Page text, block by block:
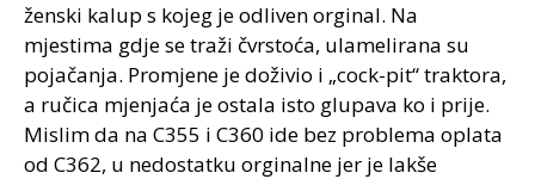
ženski kalup s kojeg je odliven orginal. Na
mjestima gdje se traži čvrstoća, ulamelirana su
pojačanja. Promjene je doživio i „cock-pit“ traktora,
a ručica mjenjaća je ostala isto glupava ko i prije.
Mislim da na C355 i C360 ide bez problema oplata
od C362, u nedostatku orginalne jer je lakše